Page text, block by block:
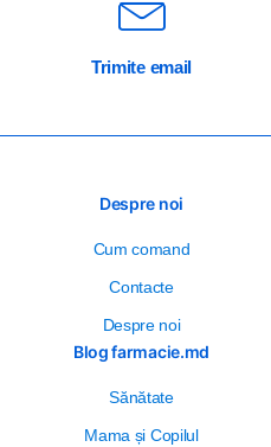
Trimite email
Despre noi
Cum comand
Contacte
Despre noi
Blog farmacie.md
Sănătate
Mama și Copilul